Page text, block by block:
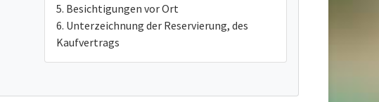
Besichtigungen vor Ort
Unterzeichnung der Reservierung, des
Kaufvertrags